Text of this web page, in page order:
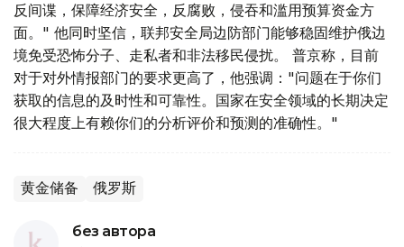
反间谍，保障经济安全，反腐败，侵吞和滥用预算资金方
面。" 他同时坚信，联邦安全局边防部门能够稳固维护俄边
境免受恐怖分子、走私者和非法移民侵扰。 普京称，目前
对于对外情报部门的要求更高了，他强调："问题在于你们
获取的信息的及时性和可靠性。国家在安全领域的长期决定
很大程度上有赖你们的分析评价和预测的准确性。"
黄金储备 俄罗斯
без автора